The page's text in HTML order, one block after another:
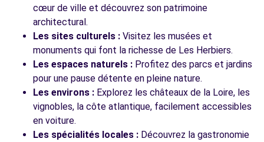
cœur de ville et découvrez son patrimoine
architectural.
Les sites culturels : Visitez les musées et
monuments qui font la richesse de Les Herbiers.
Les espaces naturels : Profitez des parcs et jardins
pour une pause détente en pleine nature.
Les environs : Explorez les châteaux de la Loire, les
vignobles, la côte atlantique, facilement accessibles
en voiture.
Les spécialités locales : Découvrez la gastronomie